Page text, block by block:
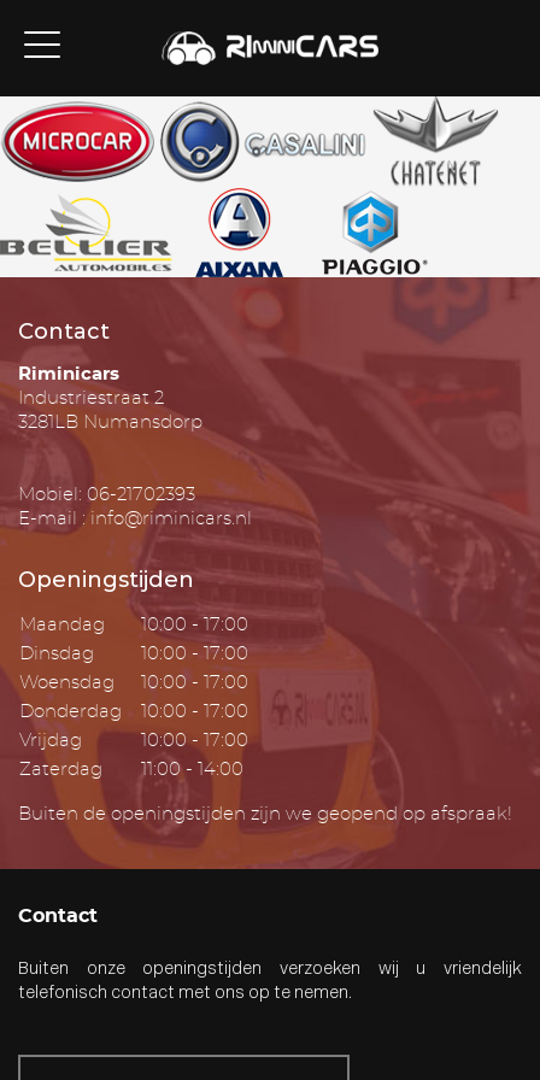
Contact
Riminicars
Industriestraat 2
3281LB Numansdorp
Mobiel: 06-21702393
E-mail : info@riminicars.nl
Openingstijden
Maandag
10:00 - 17:00
Dinsdag
10:00 - 17:00
Woensdag
10:00 - 17:00
Donderdag
10:00 - 17:00
Vrijdag
10:00 - 17:00
Zaterdag
11:00 - 14:00
Buiten de openingstijden zijn we geopend op afspraak!
Contact
Buiten onze openingstijden verzoeken wij u vriendelijk
telefonisch contact met ons op te nemen.